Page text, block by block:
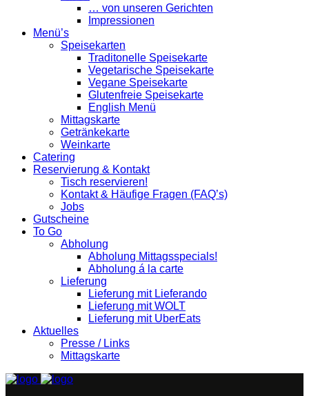
… von unseren Gerichten
Impressionen
Menü’s
Speisekarten
Traditonelle Speisekarte
Vegetarische Speisekarte
Vegane Speisekarte
Glutenfreie Speisekarte
English Menü
Mittagskarte
Getränkekarte
Weinkarte
Catering
Reservierung & Kontakt
Tisch reservieren!
Kontakt & Häufige Fragen (FAQ’s)
Jobs
Gutscheine
To Go
Abholung
Abholung Mittagsspecials!
Abholung á la carte
Lieferung
Lieferung mit Lieferando
Lieferung mit WOLT
Lieferung mit UberEats
Aktuelles
Presse / Links
Mittagskarte